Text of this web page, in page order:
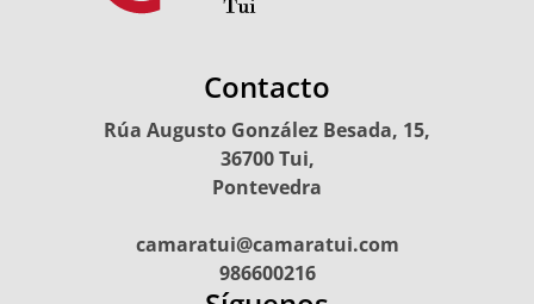
Contacto
Rúa Augusto González Besada, 15,
36700 Tui,
Pontevedra
camaratui@camaratui.com
986600216